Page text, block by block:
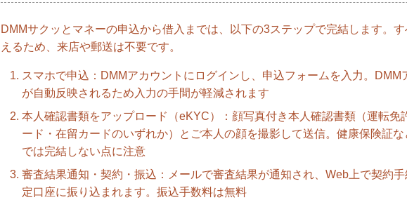
DMMサクッとマネーの申込から借入までは、以下の3ステップで完結します。
えるため、来店や郵送は不要です。
スマホで申込：DMMアカウントにログインし、申込フォームを入力。DMM
が自動反映されるため入力の手間が軽減されます
本人確認書類をアップロード（eKYC）：顔写真付き本人確認書類（運転免
ード・在留カードのいずれか）とご本人の顔を撮影して送信。健康保険証
では完結しない点に注意
審査結果通知・契約・振込：メールで審査結果が通知され、Web上で契約
定口座に振り込まれます。振込手数料は無料